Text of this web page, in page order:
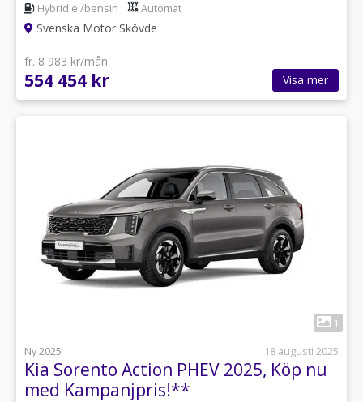
Hybrid el/bensin Automat
Svenska Motor Skövde
fr. 8 983 kr/mån
554 454 kr Visa mer
1
Ny 2025
18 augusti 2025
Kia Sorento Action PHEV 2025, Köp nu
med Kampanjpris!**